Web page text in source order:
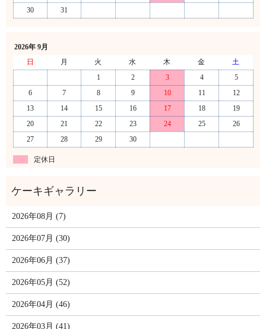
30
31
2026年 9月
日
月 火 水 木 金
土
1
2 3 4
5
6
7 8 9 10 11
12
13
14 15 16 17 18
19
20
21 22 23 24 25
26
27
28 29 30
定休日
2026年08月 (7)
2026年07月 (30)
2026年06月 (37)
2026年05月 (52)
2026年04月 (46)
2026年03月 (41)